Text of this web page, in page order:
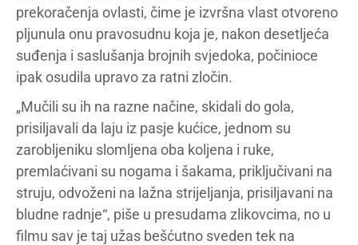
prekoračenja ovlasti, čime je izvršna vlast otvoreno
pljunula onu pravosudnu koja je, nakon desetljeća
suđenja i saslušanja brojnih svjedoka, počinioce
ipak osudila upravo za ratni zločin.
„Mučili su ih na razne načine, skidali do gola,
prisiljavali da laju iz pasje kućice, jednom su
zarobljeniku slomljena oba koljena i ruke,
premlaćivani su nogama i šakama, priključivani na
struju, odvoženi na lažna strijeljanja, prisiljavani na
bludne radnje“, piše u presudama zlikovcima, no u
filmu sav je taj užas bešćutno sveden tek na